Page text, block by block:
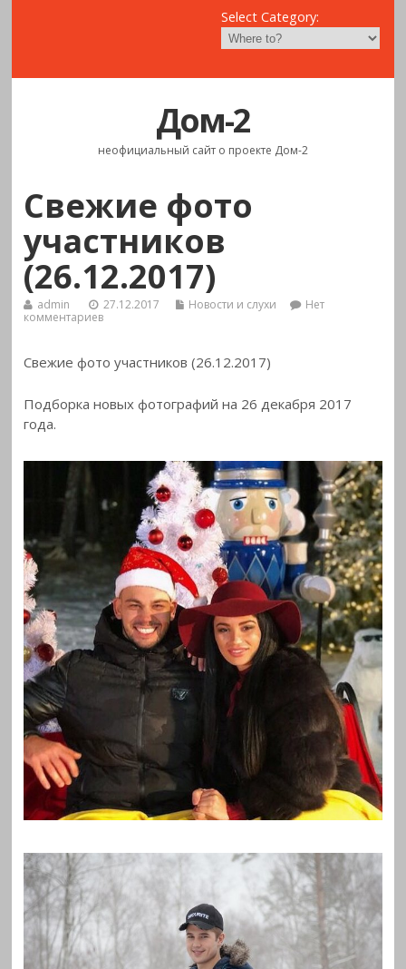
Select Category:
Дом-2
неофициальный сайт о проекте Дом-2
Свежие фото
участников
(26.12.2017)
admin 27.12.2017 Новости и слухи
Нет
комментариев
Свежие фото участников (26.12.2017)
Подборка новых фотографий на 26 декабря 2017
года.